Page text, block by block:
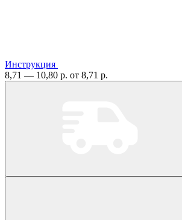
Инструкция
8,71 — 10,80 р. от 8,71 р.